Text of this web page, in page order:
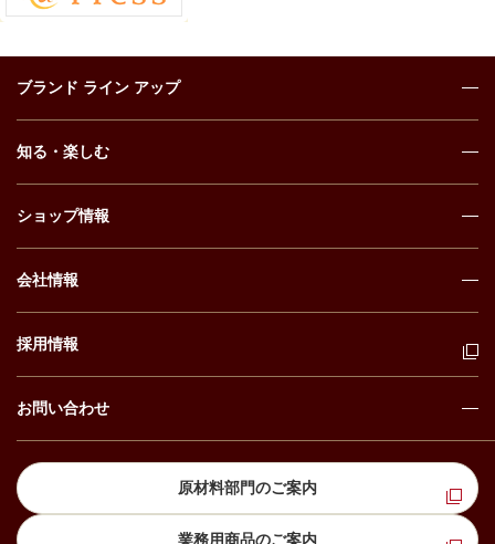
ブランド ライン アップ
知る・楽しむ
ショップ情報
会社情報
採用情報
お問い合わせ
原材料部門のご案内
業務用商品のご案内